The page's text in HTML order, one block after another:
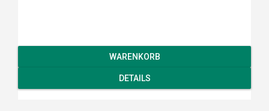
WARENKORB
DETAILS